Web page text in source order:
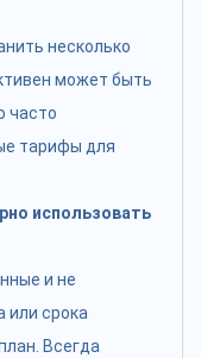
несколько
может быть
часто
тарифы для
использовать
и не
или срока
Всегда